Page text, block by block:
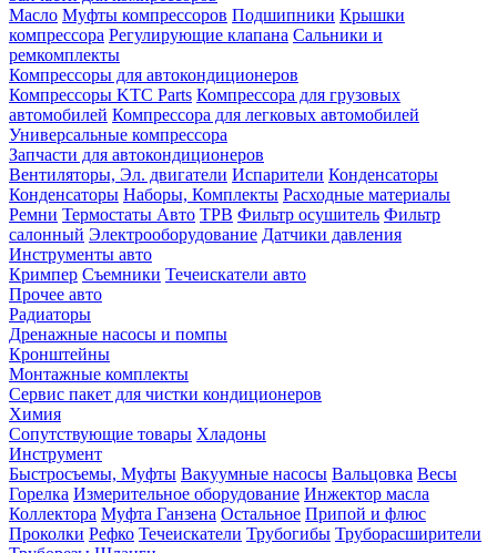
Масло Муфты компрессоров Подшипники Крышки
компрессора Регулирующие клапана Сальники и
ремкомплекты
Компрессоры для автокондиционеров
Компрессоры KTC Parts Компрессора для грузовых
автомобилей Компрессора для легковых автомобилей
Универсальные компрессора
Запчасти для автокондиционеров
Вентиляторы, Эл. двигатели Испарители Конденсаторы
Конденсаторы Наборы, Комплекты Расходные материалы
Ремни Термостаты Авто ТРВ Фильтр осушитель Фильтр
салонный Электрооборудование Датчики давления
Инструменты авто
Кримпер Съемники Течеискатели авто
Прочее авто
Радиаторы
Дренажные насосы и помпы
Кронштейны
Монтажные комплекты
Сервис пакет для чистки кондиционеров
Химия
Сопутствующие товары Хладоны
Инструмент
Быстросъемы, Муфты Вакуумные насосы Вальцовка Весы
Горелка Измерительное оборудование Инжектор масла
Коллектора Муфта Ганзена Остальное Припой и флюс
Проколки Рефко Течеискатели Трубогибы Труборасширители